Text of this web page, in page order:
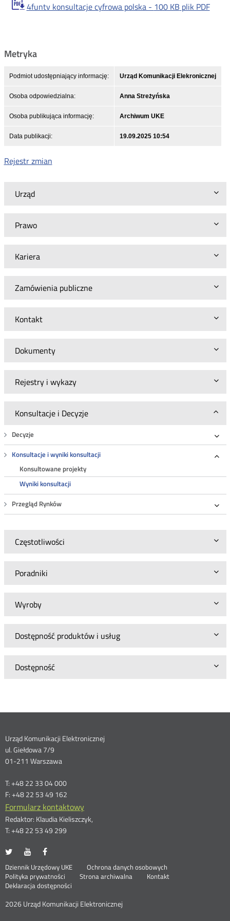
Urząd
Prawo
Kariera
Zamówienia publiczne
Kontakt
Dokumenty
Rejestry i wykazy
Konsultacje i Decyzje
Decyzje
Konsultacje i wyniki konsultacji
Konsultowane projekty
Wyniki konsultacji
Przegląd Rynków
Częstotliwości
Poradniki
Wyroby
Dostępność produktów i usług
Dostępność
4funtv konsultacje cyfrowa polska - 100 KB plik PDF
Metryka
Podmiot udostępniający informację: Urząd Komunikacji Elekronicznej
Osoba odpowiedzialna: Anna Streżyńska
Osoba publikująca informację: Archiwum UKE
Data publikacji: 19.09.2025 10:54
Rejestr zmian
Dane
kontaktowe
Urząd Komunikacji Elektronicznej
ul. Giełdowa 7/9
01-211 Warszawa
T: +48 22 33 04 000
F: +48 22 53 49 162
Formularz kontaktowy
Redaktor: Klaudia Kieliszczyk,
T: +48 22 53 49 299
UKE
portalu
Twitter
Otwórz
nowym
oknie
UKE
portalu
Youtube
Otwórz
nowym
oknie
portalu
Facebook
nowym
oknie
Stopka
menu
Dziennik Urzędowy UKE Otwórz
Ochrona danych osobowych
Polityka prywatności
Otwórz
w
oknie
Strona archiwalna
Kontakt
Deklaracja dostępności
2026 Urząd Komunikacji Elektronicznej